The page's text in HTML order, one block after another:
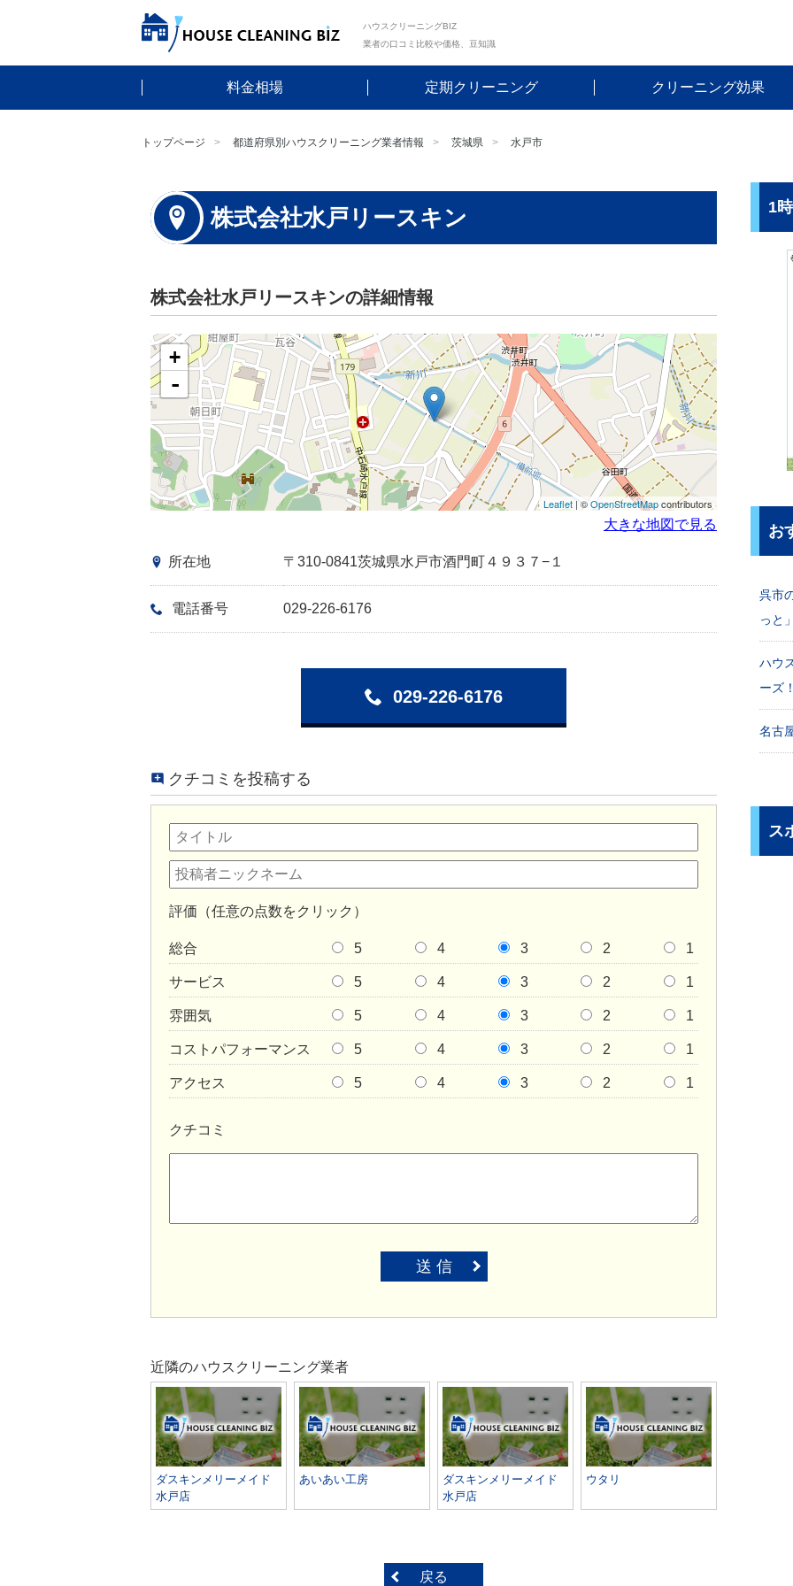
ハウスクリーニングBIZ
業者の口コミ比較や価格、豆知識
料金相場 定期クリーニング クリーニング効果
トップページ 都道府県別ハウスクリーニング業者情報 茨城県 水戸市
株式会社水戸リースキン
株式会社水戸リースキンの詳細情報
+
-
Leaflet | ©OpenStreetMapcontributors
大きな地図で見る
所在地 〒310-0841茨城県水戸市酒門町４９３７−１
電話番号 029-226-6176
029-226-6176
クチコミを投稿する
評価（任意の点数をクリック）
総合 5 4 3 2 1
サービス 5 4 3 2 1
雰囲気 5 4 3 2 1
コストパフォーマンス 5 4 3 2 1
アクセス 5 4 3 2 1
クチコミ
送 信
近隣のハウスクリーニング業者
ダスキンメリーメイド
水戸店
あいあい工房
ダスキンメリーメイド
水戸店
ウタリ
戻る
1
お
呉市
っと」
ハウ
ーズ！
名古
ス